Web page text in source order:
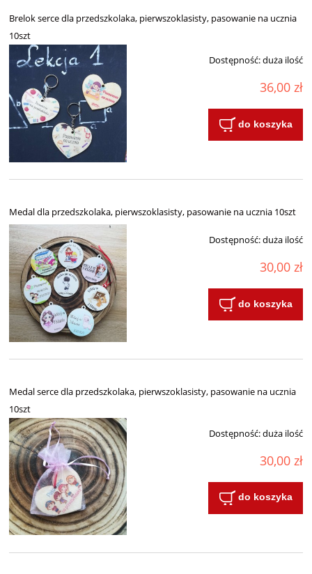
Brelok serce dla przedszkolaka, pierwszoklasisty, pasowanie na ucznia
10szt
Dostępność:duża ilość
36,00 zł
do koszyka
Medal dla przedszkolaka, pierwszoklasisty, pasowanie na ucznia 10szt
Dostępność:duża ilość
30,00 zł
do koszyka
Medal serce dla przedszkolaka, pierwszoklasisty, pasowanie na ucznia
10szt
Dostępność:duża ilość
30,00 zł
do koszyka